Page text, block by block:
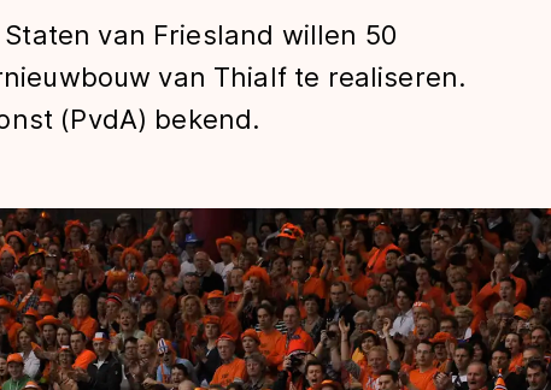
Staten van Friesland willen 50
van Thialf te realiseren.
(PvdA) bekend.